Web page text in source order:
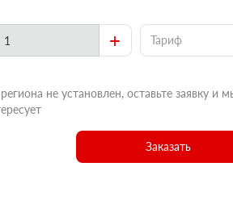
+ Тариф
не установлен, оставьте заявку и
Заказать